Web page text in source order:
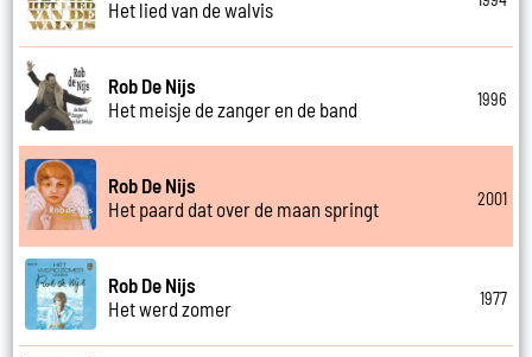
Het lied van de walvis
Rob De Nijs
Het meisje de zanger en de band
1996
Rob De Nijs
Het paard dat over de maan springt
2001
Rob De Nijs
Het werd zomer
1977